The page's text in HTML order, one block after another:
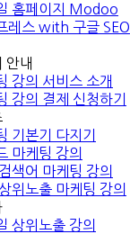
홈페이지 Modoo
레스 with 구글 SEO
안내
강의 서비스 소개
강의 결제 신청하기
기본기 다지기
마케팅 강의
색어 마케팅 강의
위노출 마케팅 강의
상위노출 강의